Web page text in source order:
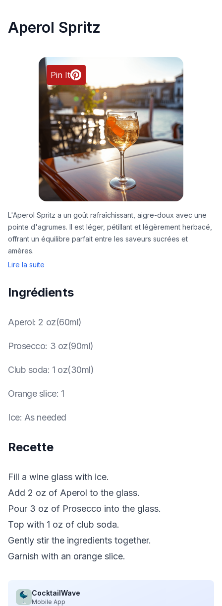
Aperol Spritz
Pin It
L'Aperol Spritz a un goût rafraîchissant, aigre-doux avec une
pointe d'agrumes. Il est léger, pétillant et légèrement herbacé,
offrant un équilibre parfait entre les saveurs sucrées et
amères.
Lire la suite
Ingrédients
Aperol: 2 oz(60ml)
Prosecco: 3 oz(90ml)
Club soda: 1 oz(30ml)
Orange slice: 1
Ice: As needed
Recette
Fill a wine glass with ice.
Add 2 oz of Aperol to the glass.
Pour 3 oz of Prosecco into the glass.
Top with 1 oz of club soda.
Gently stir the ingredients together.
Garnish with an orange slice.
CocktailWave
Mobile App